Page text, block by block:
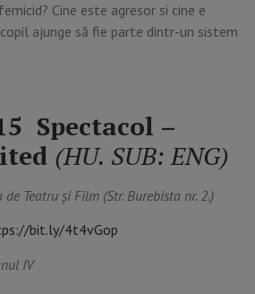
Cine este agresor si cine e
ajunge să fie parte dintr-un sistem
Spectacol –
(HU. SUB: ENG)
Teatru și Film (Str. Burebista nr. 2.)
bit.ly/4t4vGop
IV